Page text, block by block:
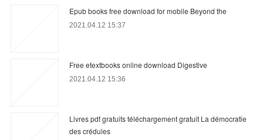
Epub books free download for mobile Beyond the
2021.04.12 15:37
Free etextbooks online download Digestive
2021.04.12 15:36
Livres pdf gratuits téléchargement gratuit La démocratie
des crédules